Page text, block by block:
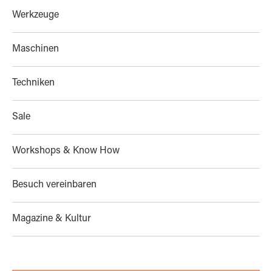
Werkzeuge
Maschinen
Techniken
Sale
Workshops & Know How
Besuch vereinbaren
Magazine & Kultur